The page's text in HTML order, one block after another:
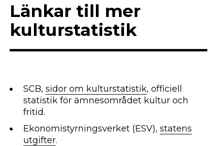
Länkar till mer
kulturstatistik
SCB, sidor om kulturstatistik, officiell
statistik för ämnesområdet kultur och
fritid.
Ekonomistyrningsverket (ESV), statens
utgifter.